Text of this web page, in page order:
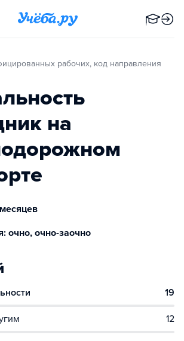
на
очно, очно-заочно
19
12